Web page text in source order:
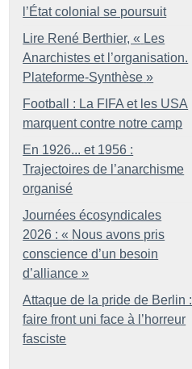
l’État colonial se poursuit
Lire René Berthier, « Les
Anarchistes et l’organisation.
Plateforme-Synthèse »
Football : La FIFA et les USA
marquent contre notre camp
En 1926... et 1956 :
Trajectoires de l’anarchisme
organisé
Journées écosyndicales
2026 : « Nous avons pris
conscience d’un besoin
d’alliance »
Attaque de la pride de Berlin :
faire front uni face à l’horreur
fasciste